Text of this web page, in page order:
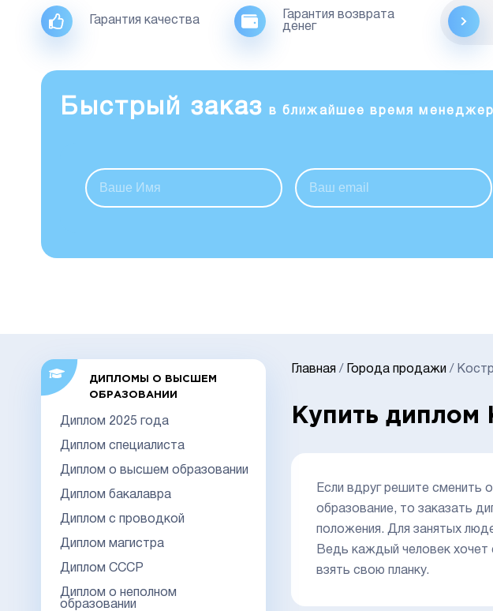
Гарантия качества
Гарантия возврата
денег
Быстрый заказ в ближайшее время
ДИПЛОМЫ О ВЫСШЕМ
ОБРАЗОВАНИИ
Диплом 2025 года
Диплом специалиста
Диплом о высшем образовании
Диплом бакалавра
Диплом с проводкой
Диплом магистра
Диплом СССР
Диплом о неполном
образовании
Главная / Города продажи /
Купить диплом
Если вдруг решите сменить
образование, то заказать
положения. Для занятых
Ведь каждый человек хочет
взять свою планку.